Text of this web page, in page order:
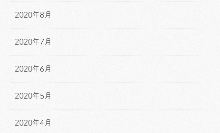
2020年8月
2020年7月
2020年6月
2020年5月
2020年4月